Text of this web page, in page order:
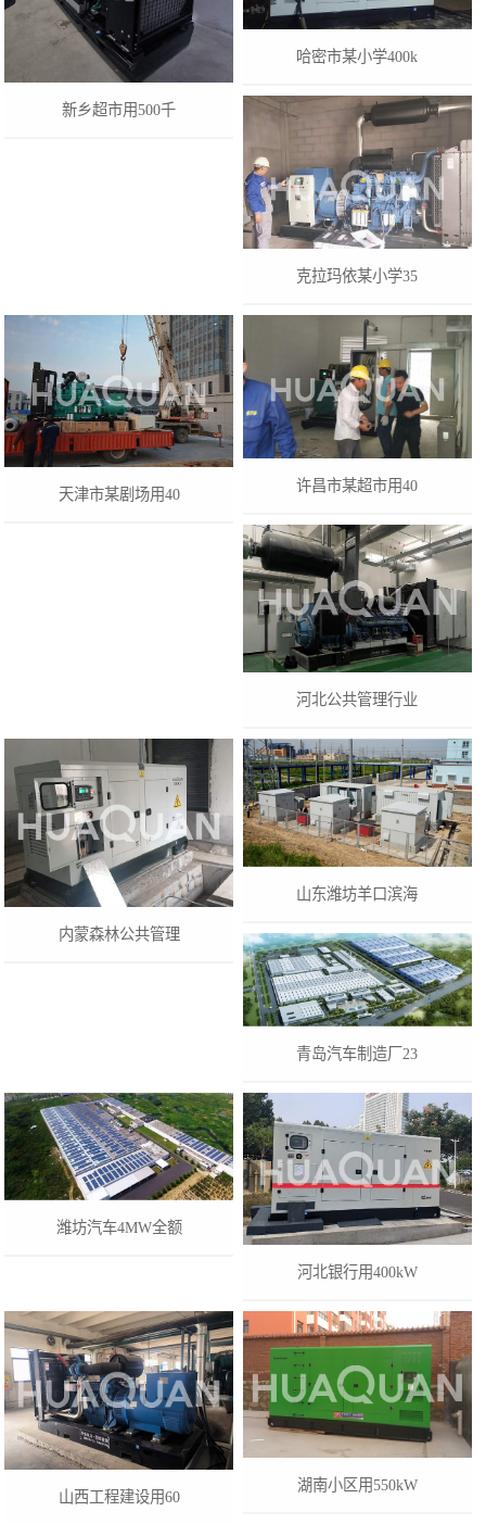
新乡超市用500千
哈密市某小学400k
克拉玛依某小学35
天津市某剧场用40
许昌市某超市用40
河北公共管理行业
内蒙森林公共管理
山东潍坊羊口滨海
青岛汽车制造厂23
潍坊汽车4MW全额
河北银行用400kW
山西工程建设用60
湖南小区用550kW